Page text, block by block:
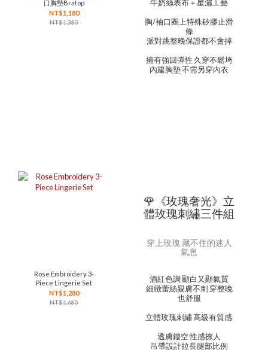
口胸墊Bratop
NT$1,180
NT$1,380
牛奶絲表布＋星灑工藝
胸/袖口圈上特殊矽膠止滑
條
派對跳整晚保證都不會掉
擁有強回彈性 久穿不鬆垮
內建胸墊 不需另穿內衣
Rose Embroidery 3-
Piece Lingerie Set
NT$1,280
NT$1,680
🌹《玫瑰奢光》立
體玫瑰刺繡三件組
穿上玫瑰 藏不住的迷人
氣息
酒紅色調 顯白又顯氣質
細緻蕾絲親膚不刺 穿整晚
也舒服
立體玫瑰刺繡 高級有質感
透膚鏤空 性感撩人
吊帶設計拉長腿部比例